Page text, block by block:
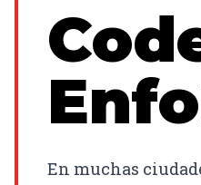
En muchas